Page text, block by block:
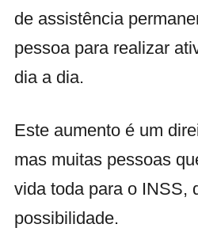
de assistência
pessoa para realizar
dia a dia.
Este aumento é um
mas muitas pessoas
vida toda para o INSS,
possibilidade.